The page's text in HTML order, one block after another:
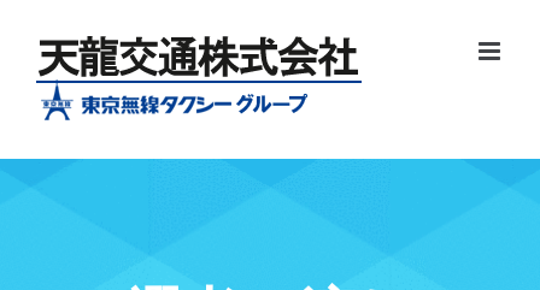
content